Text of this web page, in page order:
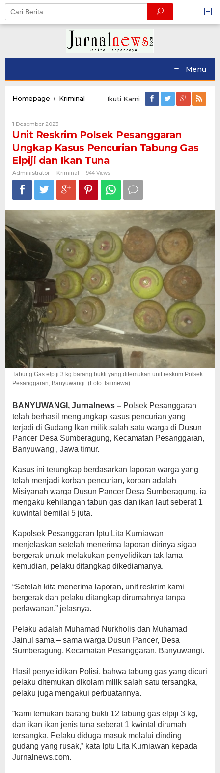
Skip
content
Menu
Homepage / Kriminal
Ungkap
Pencurian
Tabung
dan
Ikan
Ikuti Kami
1 Desember 2023Oleh
Administrator
Unit Reskrim Polsek Pesanggaran
Ungkap Kasus Pencurian Tabung Gas
Elpiji dan Ikan Tuna
Administrator - Kriminal - 944 Views
Tabung Gas elpiji 3 kg barang bukti yang ditemukan unit reskrim Polsek
Pesanggaran, Banyuwangi. (Foto: Istimewa).
BANYUWANGI, Jurnalnews – Polsek Pesanggaran
telah berhasil mengungkap kasus pencurian yang
terjadi di Gudang Ikan milik salah satu warga di Dusun
Pancer Desa Sumberagung, Kecamatan Pesanggaran,
Banyuwangi, Jawa timur.
Kasus ini terungkap berdasarkan laporan warga yang
telah menjadi korban pencurian, korban adalah
Misiyanah warga Dusun Pancer Desa Sumberagung, ia
mengaku kehilangan tabun gas dan ikan laut seberat 1
kuwintal bernilai 5 juta.
Kapolsek Pesanggaran Iptu Lita Kurniawan
menjelaskan setelah menerima laporan dirinya sigap
bergerak untuk melakukan penyelidikan tak lama
kemudian, pelaku ditangkap dikediamanya.
“Setelah kita menerima laporan, unit reskrim kami
bergerak dan pelaku ditangkap dirumahnya tanpa
perlawanan,” jelasnya.
Pelaku adalah Muhamad Nurkholis dan Muhamad
Jainul sama – sama warga Dusun Pancer, Desa
Sumberagung, Kecamatan Pesanggaran, Banyuwangi.
Hasil penyelidikan Polisi, bahwa tabung gas yang dicuri
pelaku ditemukan dikolam milik salah satu tersangka,
pelaku juga mengakui perbuatannya.
“kami temukan barang bukti 12 tabung gas elpiji 3 kg,
dan ikan ikan jenis tuna seberat 1 kwintal dirumah
tersangka, Pelaku diduga masuk melalui dinding
gudang yang rusak,” kata Iptu Lita Kurniawan kepada
Jurnalnews.com.